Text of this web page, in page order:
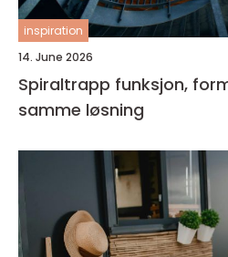
inspiration
14. June 2026
Spiraltrapp funksjon, form og fleksibilitet i
samme løsning